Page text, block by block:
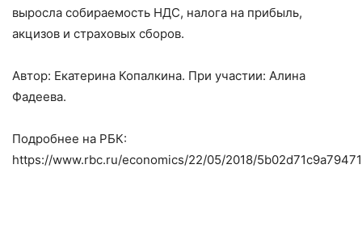
выросла собираемость НДС, налога на прибыль,
акцизов и страховых сборов.
Автор: Екатерина Копалкина. При участии: Алина
Фадеева.
Подробнее на РБК:
https://www.rbc.ru/economics/22/05/2018/